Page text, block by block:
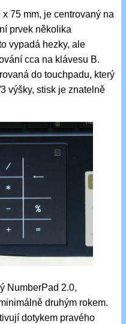
75 mm, je centrovaný na
prvek několika
vypadá hezky, ale
cca na klávesu B.
do touchpadu, který
výšky, stisk je znatelně
NumberPad 2.0,
druhým rokem.
dotykem pravého